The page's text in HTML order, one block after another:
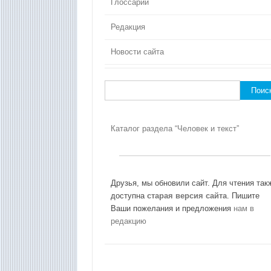
Глоссарий
Редакция
Новости сайта
Каталог раздела “Человек и текст”
Друзья, мы обновили сайт. Для чтения
доступна старая версия сайта. Пишите
Ваши пожелания и предложения нам в
редакцию